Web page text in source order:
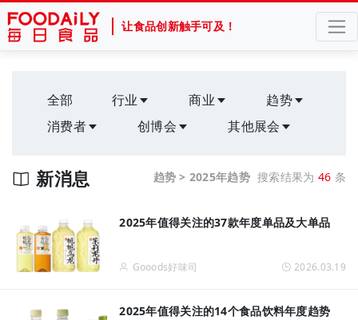
让食品创新触手可及！
全部 行业 商业
趋势
消费者
创博会 其他展会
趋势 > 2025年趋势 搜索结果为 46 条
新消息
2025年值得关注的37款年度单品及大单品
Gooods好味司 2026.03.19
2025年值得关注的14个食品饮料年度趋势